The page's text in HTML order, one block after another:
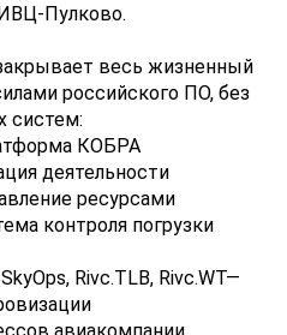
Пулково.
весь жизненный
российского ПО, без
систем:
КОБРА
деятельности
ресурсами
контроля погрузки
Rivc.TLB, Rivc.WT—
авиакомпании.